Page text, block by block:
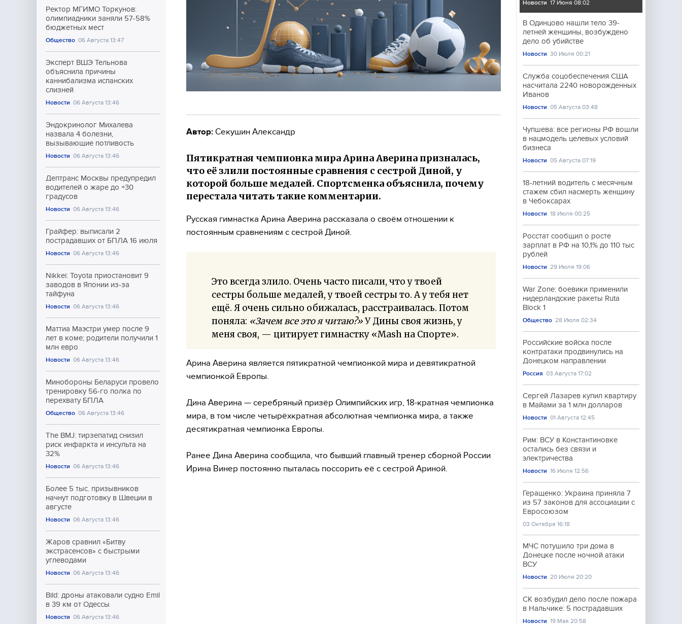
Ректор МГИМО Торкунов:
олимпиадники заняли 57-58%
бюджетных мест
Общество 06 Августа 13:47
Эксперт ВШЭ Тельнова
объяснила причины
каннибализма испанских
слизней
Новости 06 Августа 13:46
Эндокринолог Михалева
назвала 4 болезни,
вызывающие потливость
Новости 06 Августа 13:46
Дептранс Москвы предупредил
водителей о жаре до +30
градусов
Новости 06 Августа 13:46
Грайфер: выписали 2
пострадавших от БПЛА 16 июля
Новости 06 Августа 13:46
Nikkei: Toyota приостановит 9
заводов в Японии из-за
тайфуна
Новости 06 Августа 13:46
Маттиа Маэстри умер после 9
лет в коме; родители получили 1
млн евро
Новости 06 Августа 13:46
Минобороны Беларуси провело
тренировку 56-го полка по
перехвату БПЛА
Общество 06 Августа 13:46
The BMJ: тирзепатид снизил
риск инфаркта и инсульта на
32%
Новости 06 Августа 13:46
Более 5 тыс. призывников
начнут подготовку в Швеции в
августе
Новости 06 Августа 13:46
Жаров сравнил «Битву
экстрасенсов» с быстрыми
углеводами
Новости 06 Августа 13:46
Bild: дроны атаковали судно Emil
в 39 км от Одессы
Новости 06 Августа 13:46
Автор: Секушин Александр
Пятикратная чемпионка мира Арина Аверина призналась,
что её злили постоянные сравнения с сестрой Диной, у
которой больше медалей. Спортсменка объяснила, почему
перестала читать такие комментарии.
Русская гимнастка Арина Аверина рассказала о своём отношении к
постоянным сравнениям с сестрой Диной.
Это всегда злило. Очень часто писали, что у твоей
сестры больше медалей, у твоей сестры то. А у тебя нет
ещё. Я очень сильно обижалась, расстраивалась. Потом
поняла: «Зачем все это я читаю?»У Дины своя жизнь, у
меня своя, — цитирует гимнастку «Mash на Спорте».
Арина Аверина является пятикратной чемпионкой мира и девятикратной
чемпионкой Европы.
Дина Аверина — серебряный призёр Олимпийских игр, 18-кратная чемпионка
мира, в том числе четырёхкратная абсолютная чемпионка мира, а также
десятикратная чемпионка Европы.
Ранее Дина Аверина сообщила, что бывший главный тренер сборной России
Ирина Винер постоянно пыталась поссорить её с сестрой Ариной.
Новости 17 Июня 08:02
В Одинцово нашли тело 39-
летней женщины, возбуждено
дело об убийстве
Новости 30 Июля 00:21
Служба соцобеспечения США
насчитала 2240 новорожденных
Иванов
Новости 05 Августа 03:48
Чупшева: все регионы РФ вошли
в нацмодель целевых условий
бизнеса
Новости 05 Августа 07:19
18-летний водитель с месячным
стажем сбил насмерть женщину
в Чебоксарах
Новости 18 Июля 00:25
Росстат сообщил о росте
зарплат в РФ на 10,1% до 110 тыс
рублей
Новости 29 Июля 19:06
War Zone: боевики применили
нидерландские ракеты Ruta
Block 1
Общество 28 Июля 02:34
Российские войска после
контратаки продвинулись на
Донецком направлении
Россия 03 Августа 17:02
Сергей Лазарев купил квартиру
в Майами за 1 млн долларов
Новости 01 Августа 12:45
Рим: ВСУ в Константиновке
остались без связи и
электричества
Новости 16 Июля 12:56
Геращенко: Украина приняла 7
из 57 законов для ассоциации с
Евросоюзом
03 Октября 16:18
МЧС потушило три дома в
Донецке после ночной атаки
ВСУ
Новости 20 Июля 20:20
СК возбудил дело после пожара
в Нальчике: 5 пострадавших
Новости 19 Мая 20:58